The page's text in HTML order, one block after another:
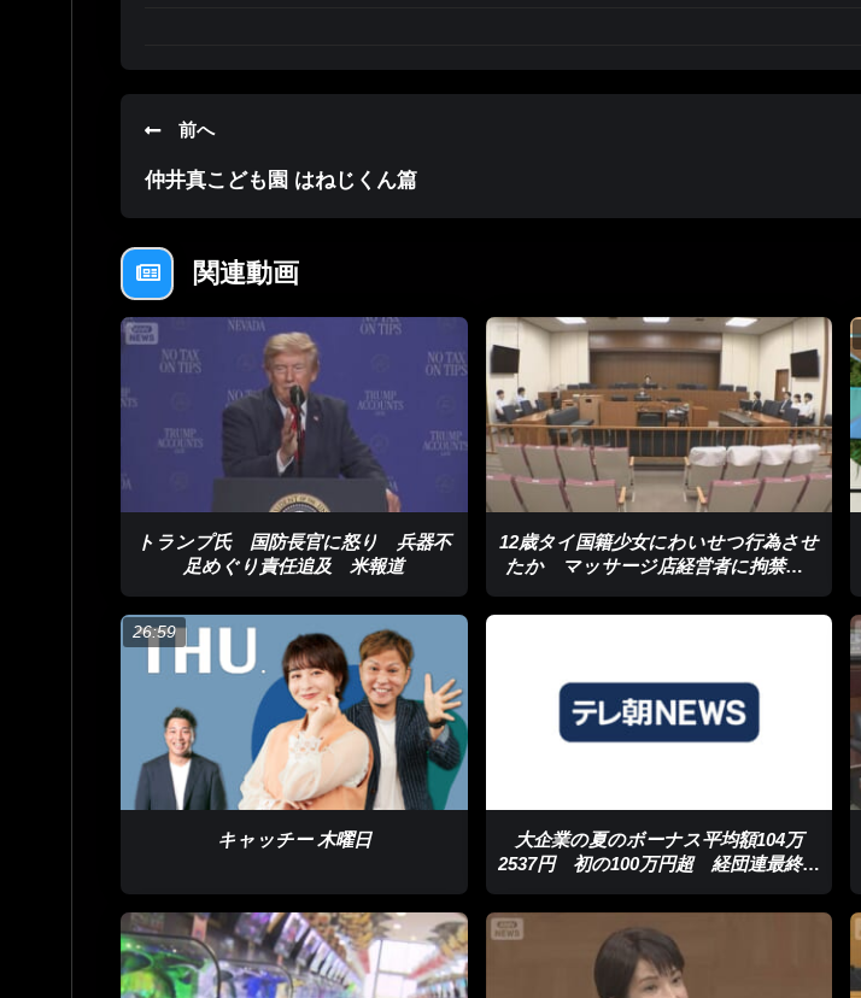
前へ
仲井真こども園 はねじくん篇
関連動画
トランプ氏 国防長官に怒り 兵器不
足めぐり責任追及 米報道
12歳タイ国籍少女にわいせつ行為させ
たか マッサージ店経営者に拘禁刑6
26:59
キャッチー 木曜日
大企業の夏のボーナス平均額104万
2537円 初の100万円超 経団連最終集